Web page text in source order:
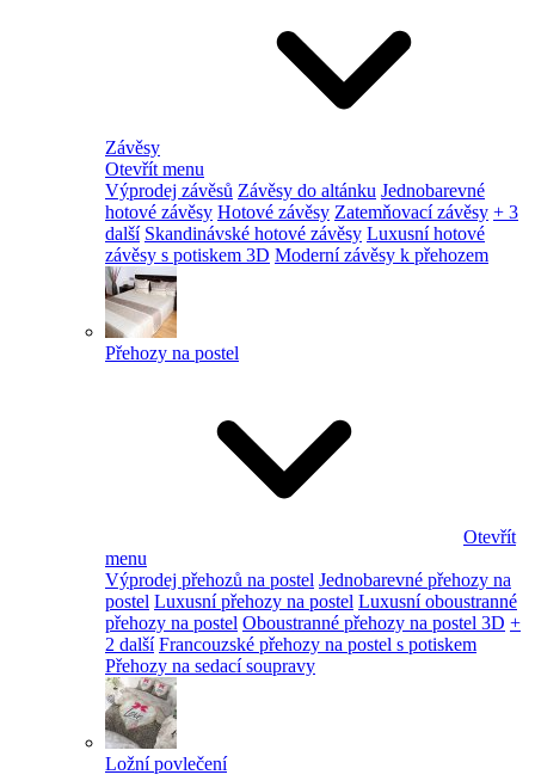
Závěsy
Otevřít menu
Výprodej závěsů Závěsy do altánku Jednobarevné
hotové závěsy Hotové závěsy Zatemňovací závěsy + 3
další Skandinávské hotové závěsy Luxusní hotové
závěsy s potiskem 3D Moderní závěsy k přehozem
Přehozy na postel
Otevřít
menu
Výprodej přehozů na postel Jednobarevné přehozy na
postel Luxusní přehozy na postel Luxusní oboustranné
přehozy na postel Oboustranné přehozy na postel 3D +
2 další Francouzské přehozy na postel s potiskem
Přehozy na sedací soupravy
Ložní povlečení